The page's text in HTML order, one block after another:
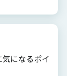
になるポイ